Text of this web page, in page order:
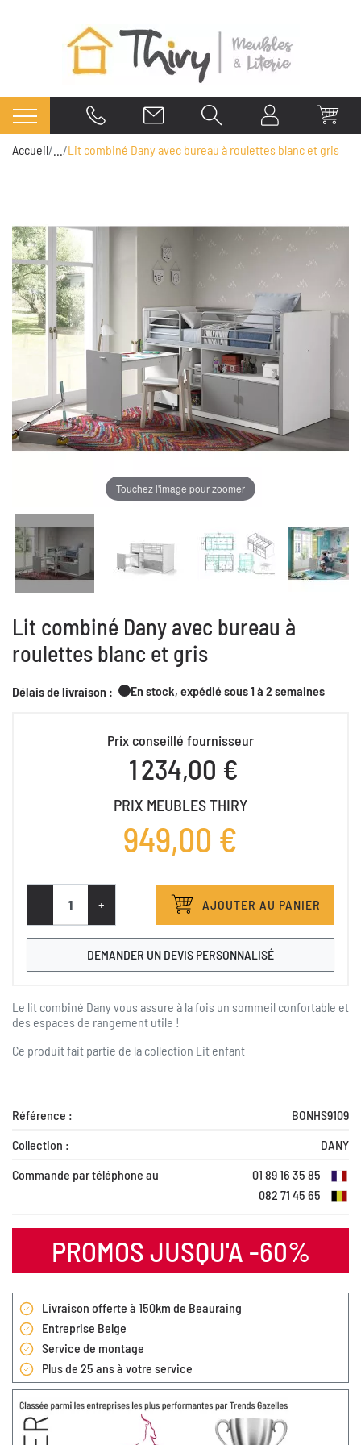
Accueil Lit combiné Dany avec bureau à roulettes blanc et gris
Touchez l'image pour zoomer
Lit combiné Dany avec bureau à
roulettes blanc et gris
Délais de livraison : En stock, expédié sous 1 à 2 semaines
Prix conseillé fournisseur
1 234,00 €
PRIX MEUBLES THIRY
949,00 €
- + AJOUTER AU PANIER
DEMANDER UN DEVIS PERSONNALISÉ
Le lit combiné Dany vous assure à la fois un sommeil confortable et
des espaces de rangement utile !
Ce produit fait partie de la collection Lit enfant
Référence :
BONHS9109
Collection :
DANY
Commande par téléphone au
01 89 16 35 85
082 71 45 65
PROMOS JUSQU'A -60%
Livraison offerte à 150km de Beauraing
Entreprise Belge
Service de montage
Plus de 25 ans à votre service